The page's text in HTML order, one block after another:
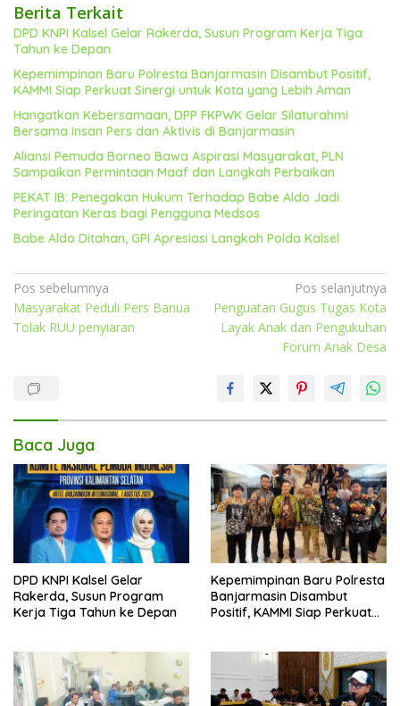
Berita Terkait
DPD KNPI Kalsel Gelar Rakerda, Susun Program Kerja Tiga
Tahun ke Depan
Kepemimpinan Baru Polresta Banjarmasin Disambut Positif,
KAMMI Siap Perkuat Sinergi untuk Kota yang Lebih Aman
Hangatkan Kebersamaan, DPP FKPWK Gelar Silaturahmi
Bersama Insan Pers dan Aktivis di Banjarmasin
Aliansi Pemuda Borneo Bawa Aspirasi Masyarakat, PLN
Sampaikan Permintaan Maaf dan Langkah Perbaikan
PEKAT IB: Penegakan Hukum Terhadap Babe Aldo Jadi
Peringatan Keras bagi Pengguna Medsos
Babe Aldo Ditahan, GPI Apresiasi Langkah Polda Kalsel
Navigasi
pos
Pos sebelumnya
Masyarakat Peduli Pers Banua
Tolak RUU penyiaran
Pos selanjutnya
Penguatan Gugus Tugas Kota
Layak Anak dan Pengukuhan
Forum Anak Desa
Baca Juga
DPD KNPI Kalsel Gelar
Rakerda, Susun Program
Kerja Tiga Tahun ke Depan
Kepemimpinan Baru Polresta
Banjarmasin Disambut
Positif, KAMMI Siap Perkuat